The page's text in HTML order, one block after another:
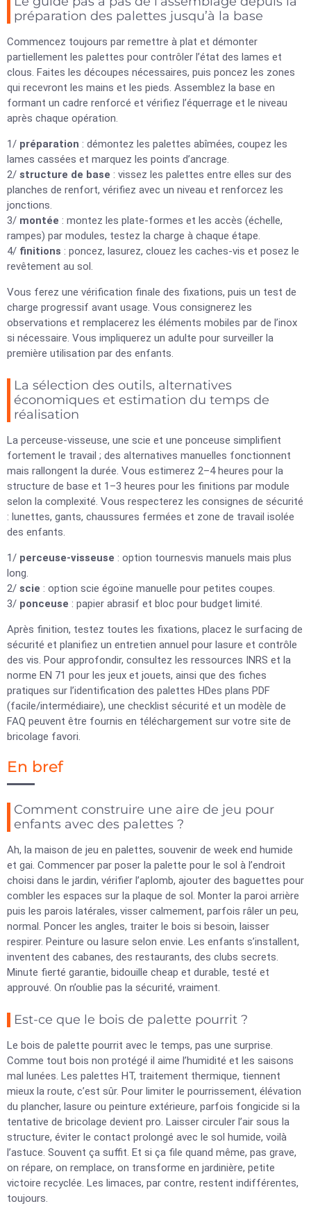
préparation des palettes jusqu’à la base
Commencez toujours par remettre à plat et démonter
partiellement les palettes pour contrôler l’état des lames et
clous. Faites les découpes nécessaires, puis poncez les zones
qui recevront les mains et les pieds. Assemblez la base en
formant un cadre renforcé et vérifiez l’équerrage et le niveau
après chaque opération.
1/ préparation : démontez les palettes abîmées, coupez les
lames cassées et marquez les points d’ancrage.
2/ structure de base : vissez les palettes entre elles sur des
planches de renfort, vérifiez avec un niveau et renforcez les
jonctions.
3/ montée : montez les plate-formes et les accès (échelle,
rampes) par modules, testez la charge à chaque étape.
4/ finitions : poncez, lasurez, clouez les caches-vis et posez le
revêtement au sol.
Vous ferez une vérification finale des fixations, puis un test de
charge progressif avant usage. Vous consignerez les
observations et remplacerez les éléments mobiles par de l’inox
si nécessaire. Vous impliquerez un adulte pour surveiller la
première utilisation par des enfants.
La sélection des outils, alternatives
économiques et estimation du temps de
réalisation
La perceuse-visseuse, une scie et une ponceuse simplifient
fortement le travail ; des alternatives manuelles fonctionnent
mais rallongent la durée. Vous estimerez 2–4 heures pour la
structure de base et 1–3 heures pour les finitions par module
selon la complexité. Vous respecterez les consignes de sécurité
: lunettes, gants, chaussures fermées et zone de travail isolée
des enfants.
1/ perceuse-visseuse : option tournesvis manuels mais plus
long.
2/ scie : option scie égoïne manuelle pour petites coupes.
3/ ponceuse : papier abrasif et bloc pour budget limité.
Après finition, testez toutes les fixations, placez le surfacing de
sécurité et planifiez un entretien annuel pour lasure et contrôle
des vis. Pour approfondir, consultez les ressources INRS et la
norme EN 71 pour les jeux et jouets, ainsi que des fiches
pratiques sur l’identification des palettes HDes plans PDF
(facile/intermédiaire), une checklist sécurité et un modèle de
FAQ peuvent être fournis en téléchargement sur votre site de
bricolage favori.
En bref
Comment construire une aire de jeu pour
enfants avec des palettes ?
Ah, la maison de jeu en palettes, souvenir de week end humide
et gai. Commencer par poser la palette pour le sol à l’endroit
choisi dans le jardin, vérifier l’aplomb, ajouter des baguettes pour
combler les espaces sur la plaque de sol. Monter la paroi arrière
puis les parois latérales, visser calmement, parfois râler un peu,
normal. Poncer les angles, traiter le bois si besoin, laisser
respirer. Peinture ou lasure selon envie. Les enfants s’installent,
inventent des cabanes, des restaurants, des clubs secrets.
Minute fierté garantie, bidouille cheap et durable, testé et
approuvé. On n’oublie pas la sécurité, vraiment.
Est-ce que le bois de palette pourrit ?
Le bois de palette pourrit avec le temps, pas une surprise.
Comme tout bois non protégé il aime l’humidité et les saisons
mal lunées. Les palettes HT, traitement thermique, tiennent
mieux la route, c’est sûr. Pour limiter le pourrissement, élévation
du plancher, lasure ou peinture extérieure, parfois fongicide si la
tentative de bricolage devient pro. Laisser circuler l’air sous la
structure, éviter le contact prolongé avec le sol humide, voilà
l’astuce. Souvent ça suffit. Et si ça file quand même, pas grave,
on répare, on remplace, on transforme en jardinière, petite
victoire recyclée. Les limaces, par contre, restent indifférentes,
toujours.